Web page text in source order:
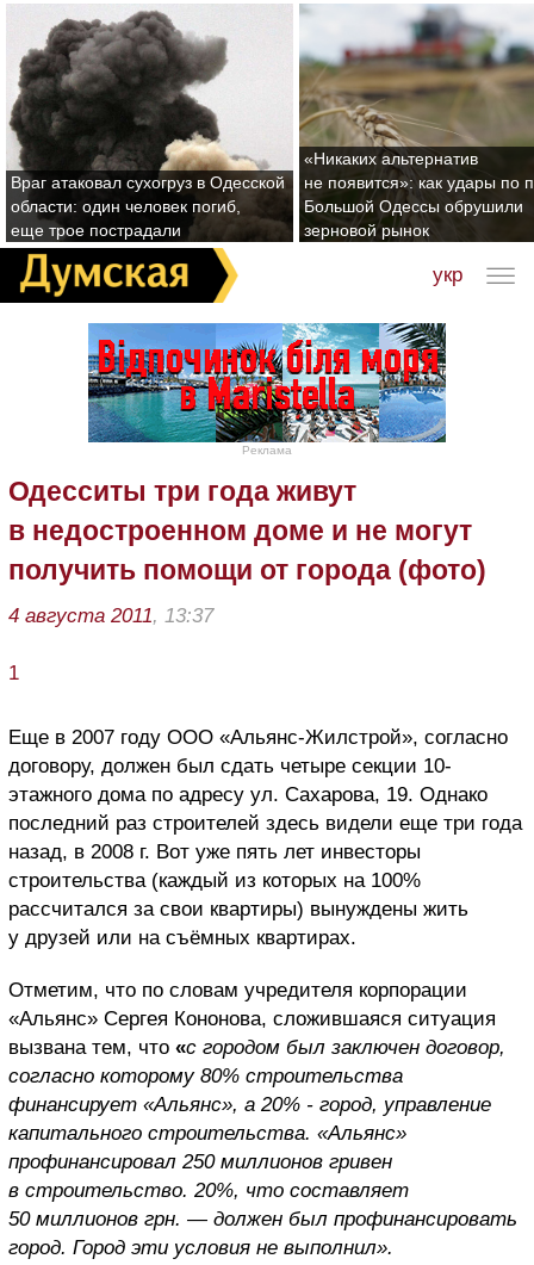
Враг атаковал сухогруз в Одесской
области: один человек погиб,
еще трое пострадали
«Никаких альтернатив
не появится»: как удары по
Большой Одессы обрушили
зерновой рынок
укр
Реклама
Одесситы три года живут
в недостроенном доме и не могут
получить помощи от города (фото)
4 августа 2011, 13:37
1
Еще в 2007 году ООО «Альянс-Жилстрой», согласно
договору, должен был сдать четыре секции 10-
этажного дома по адресу ул. Сахарова, 19. Однако
последний раз строителей здесь видели еще три года
назад, в 2008 г. Вот уже пять лет инвесторы
строительства (каждый из которых на 100%
рассчитался за свои квартиры) вынуждены жить
у друзей или на съёмных квартирах.
Отметим, что по словам учредителя корпорации
«Альянс» Сергея Кононова, сложившаяся ситуация
вызвана тем, что «с городом был заключен договор,
согласно которому 80% строительства
финансирует «Альянс», а 20% - город, управление
капитального строительства. «Альянс»
профинансировал 250 миллионов гривен
в строительство. 20%, что составляет
50 миллионов грн. — должен был профинансировать
город. Город эти условия не выполнил».